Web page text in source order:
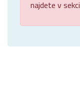
najdete v sekci